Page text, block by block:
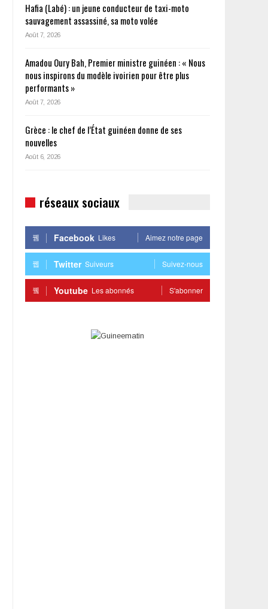
Hafia (Labé) : un jeune conducteur de taxi-moto
sauvagement assassiné, sa moto volée
Août 7, 2026
Amadou Oury Bah, Premier ministre guinéen : « Nous
nous inspirons du modèle ivoirien pour être plus
performants »
Août 7, 2026
Grèce : le chef de l’État guinéen donne de ses
nouvelles
Août 6, 2026
réseaux sociaux
Facebook Likes Aimez notre page
Twitter Suiveurs Suivez-nous
Youtube Les abonnés S'abonner